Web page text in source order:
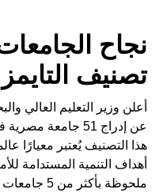
نجاح
تصنيف التايمز 2025
أعلن وزير التعليم العالي
هذا التصنيف يُعتبر معيارًا
أهداف التنمية المستدامة